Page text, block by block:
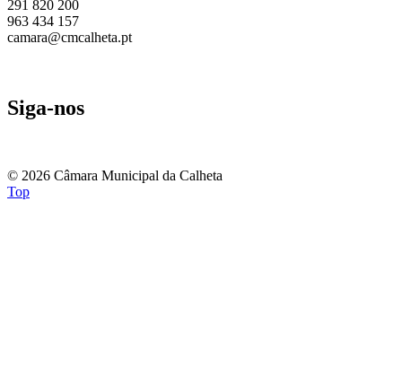
291 820 200
963 434 157
camara@cmcalheta.pt
Siga-nos
© 2026 Câmara Municipal da Calheta
Top